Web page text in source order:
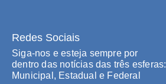
Redes Sociais
Siga-nos e esteja sempre por
dentro das notícias das três esferas:
Municipal, Estadual e Federal